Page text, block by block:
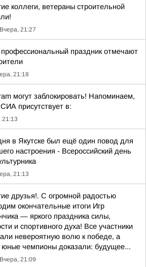
коллеги, ветераны строительной
Вчера, 21:27
праздник отмечают
21:18
могут заблокировать! Напоминаем,
присутствует в:
21:13
в Якутске был ещё один повод для
настроения - Всероссийский день
21:13
друзья!. С огромной радостью
окончательные итоги Игр
— яркого праздника силы,
и спортивного духа! Все участники
невероятную волю к победе, а
чемпионы доказали: будущее...
Вчера, 21:09